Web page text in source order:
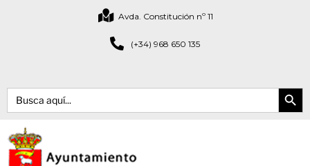
Avda. Constitución nº 11
(+34) 968 650 135
Buscar: Botón de